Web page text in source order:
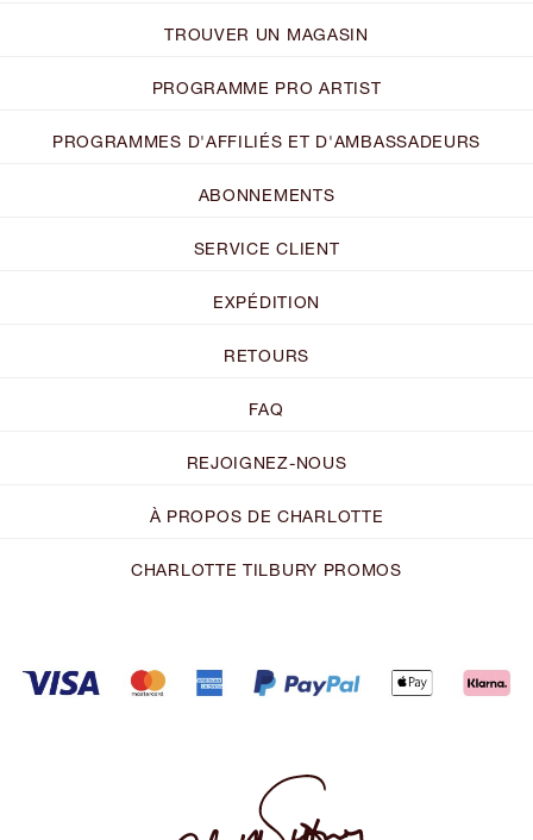
TROUVER UN MAGASIN
PROGRAMME PRO ARTIST
PROGRAMMES D'AFFILIÉS ET D'AMBASSADEURS
ABONNEMENTS
SERVICE CLIENT
EXPÉDITION
RETOURS
FAQ
REJOIGNEZ-NOUS
À PROPOS DE CHARLOTTE
CHARLOTTE TILBURY PROMOS